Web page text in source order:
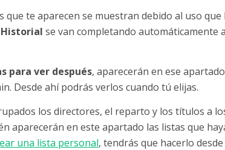
que te aparecen se muestran debido al uso que
Historial se van completando automáticamente
para ver después, aparecerán en ese
Desde ahí podrás verlos cuando tú elijas.
los directores, el reparto y los títulos a
aparecerán en este apartado las listas que
una lista personal, tendrás que hacerlo